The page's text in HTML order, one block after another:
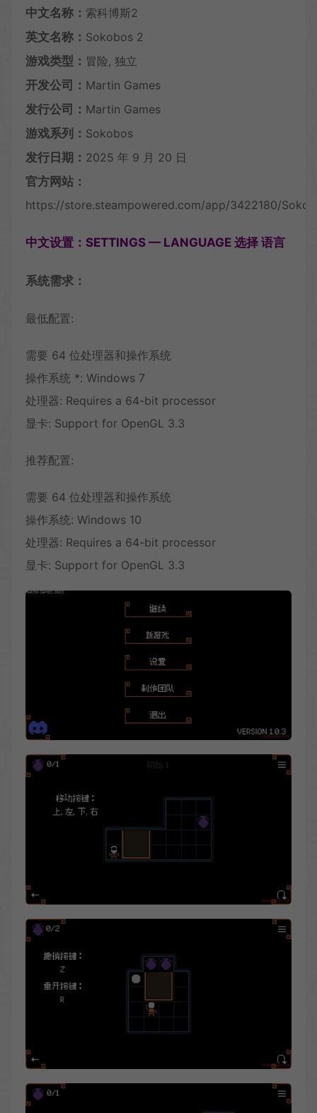
中文名称： 索科博斯2
英文名称： Sokobos 2
游戏类型： 冒险, 独立
开发公司： Martin Games
发行公司： Martin Games
游戏系列： Sokobos
发行日期： 2025 年 9 月 20 日
官方网站：
https://store.steampowered.com/app/3422180/
中文设置：SETTINGS — LANGUAGE 选择 语言
系统需求：
最低配置:
需要 64 位处理器和操作系统
操作系统 *: Windows 7
处理器: Requires a 64-bit processor
显卡: Support for OpenGL 3.3
推荐配置:
需要 64 位处理器和操作系统
操作系统: Windows 10
处理器: Requires a 64-bit processor
显卡: Support for OpenGL 3.3